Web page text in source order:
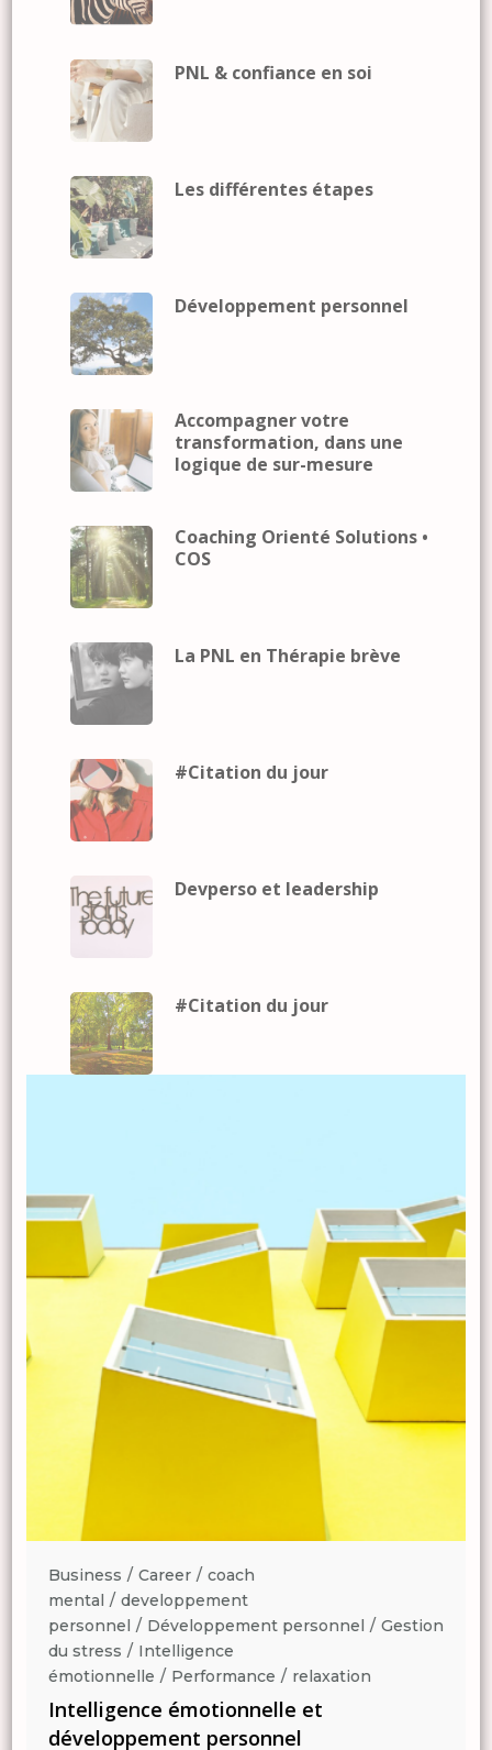
PNL & confiance en soi
Les différentes étapes
Développement personnel
Accompagner votre
transformation, dans une
logique de sur-mesure
Coaching Orienté Solutions •
COS
La PNL en Thérapie brève
#Citation du jour
Devperso et leadership
#Citation du jour
Business Career
coach
mental
developpement
personnel
Développement personnel
Gestion
du stress
Intelligence
émotionnelle
Performance relaxation
Intelligence émotionnelle et
développement personnel